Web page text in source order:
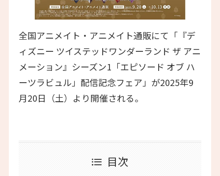
全国アニメイト・アニメイト通販にて「『デ
ィズニー ツイステッドワンダーランド ザ アニ
メーション』シーズン1「エピソード オブ ハ
ーツラビュル」配信記念フェア」が2025年9
月20日（土）より開催される。
目次